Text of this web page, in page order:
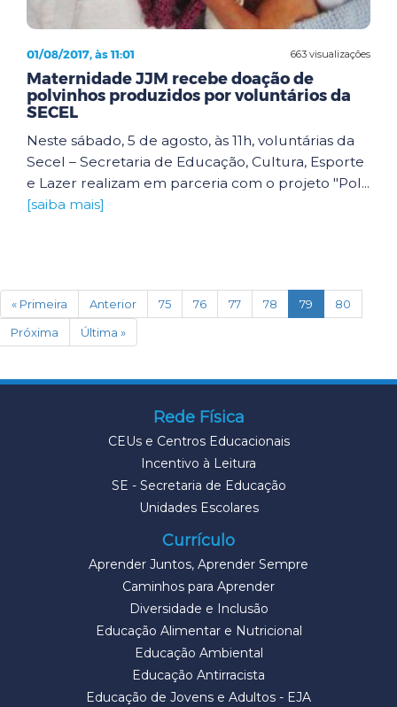
663 visualizações
01/08/2017, às 11:01
Maternidade JJM recebe doação de
polvinhos produzidos por voluntários da
SECEL
Neste sábado, 5 de agosto, às 11h, voluntárias da
Secel – Secretaria de Educação, Cultura, Esporte
e Lazer realizam em parceria com o projeto "Pol...
[saiba mais]
« Primeira Anterior 75 76 77 78 79 (current)
80
Próxima
Última »
Rede Física
CEUs e Centros Educacionais
Incentivo à Leitura
SE - Secretaria de Educação
Unidades Escolares
Currículo
Aprender Juntos, Aprender Sempre
Caminhos para Aprender
Diversidade e Inclusão
Educação Alimentar e Nutricional
Educação Ambiental
Educação Antirracista
Educação de Jovens e Adultos - EJA